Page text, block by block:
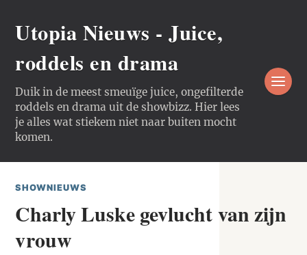
Utopia Nieuws - Juice,
roddels en drama
Duik in de meest smeuïge juice, ongefilterde
roddels en drama uit de showbizz. Hier lees
je alles wat stiekem niet naar buiten mocht
komen.
SHOWNIEUWS
Charly Luske gevlucht van zijn
vrouw